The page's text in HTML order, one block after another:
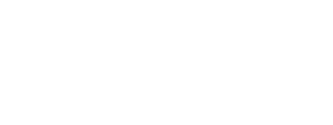
4 Kişilik Default Title için adedi artırın
Title için adedi artırın